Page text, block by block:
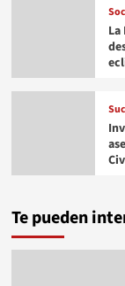
La
Te pueden